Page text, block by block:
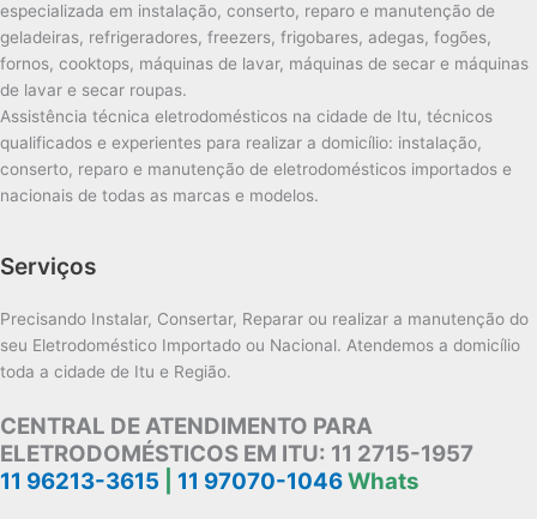
especializada em instalação, conserto, reparo e manutenção de
geladeiras, refrigeradores, freezers, frigobares, adegas, fogões,
fornos, cooktops, máquinas de lavar, máquinas de secar e máquinas
de lavar e secar roupas.
Assistência técnica eletrodomésticos na cidade de Itu, técnicos
qualificados e experientes para realizar a domicílio: instalação,
conserto, reparo e manutenção de eletrodomésticos importados e
nacionais de todas as marcas e modelos.
Serviços
Precisando Instalar, Consertar, Reparar ou realizar a manutenção do
seu Eletrodoméstico Importado ou Nacional. Atendemos a domicílio
toda a cidade de Itu e Região.
CENTRAL DE ATENDIMENTO PARA
ELETRODOMÉSTICOS EM ITU: 11 2715-1957
11 96213-3615
11 97070-1046Whats